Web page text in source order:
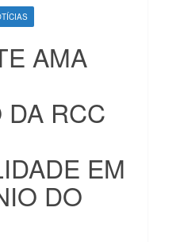
AMA
DA RCC
EM
DO